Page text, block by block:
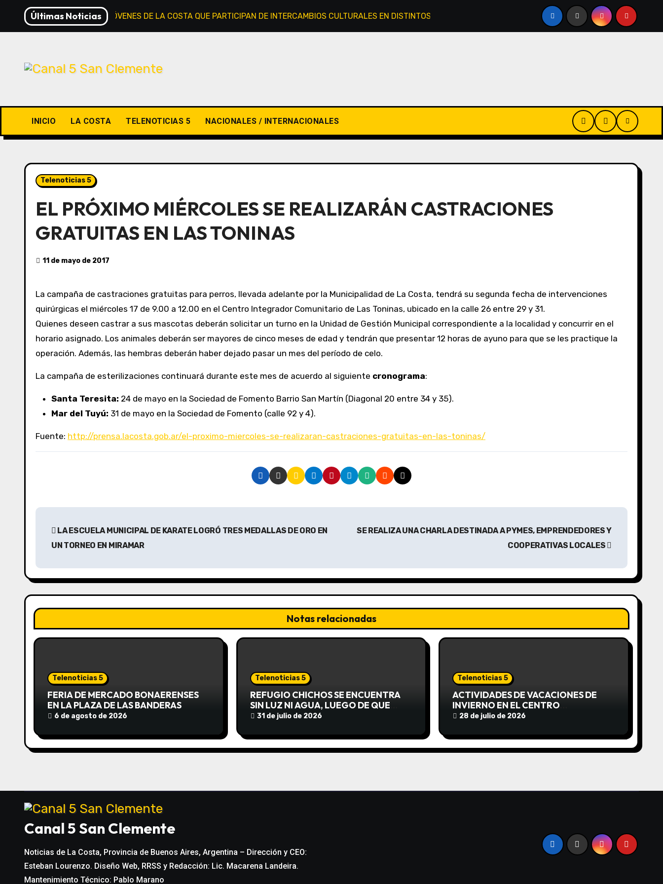
contenido
Últimas Noticias
JUAN RECIBIÓ A JÓVENES DE LA COSTA QUE PARTICIPAN DE INTERCAMBIOS CULTURALES EN DISTINTOS PAÍSES ¿SE PUEDEN TRATAR LAS BOLSAS DE LOS
INICIO LA COSTA TELENOTICIAS 5 NACIONALES / INTERNACIONALES
Telenoticias 5
EL PRÓXIMO MIÉRCOLES SE REALIZARÁN CASTRACIONES
GRATUITAS EN LAS TONINAS
11 de mayo de 2017
La campaña de castraciones gratuitas para perros, llevada adelante por la Municipalidad de La Costa, tendrá su segunda fecha de intervenciones
quirúrgicas el miércoles 17 de 9.00 a 12.00 en el Centro Integrador Comunitario de Las Toninas, ubicado en la calle 26 entre 29 y 31.
Quienes deseen castrar a sus mascotas deberán solicitar un turno en la Unidad de Gestión Municipal correspondiente a la localidad y concurrir en el
horario asignado. Los animales deberán ser mayores de cinco meses de edad y tendrán que presentar 12 horas de ayuno para que se les practique la
operación. Además, las hembras deberán haber dejado pasar un mes del período de celo.
La campaña de esterilizaciones continuará durante este mes de acuerdo al siguiente cronograma:
Santa Teresita: 24 de mayo en la Sociedad de Fomento Barrio San Martín (Diagonal 20 entre 34 y 35).
Mar del Tuyú: 31 de mayo en la Sociedad de Fomento (calle 92 y 4).
Fuente: http://prensa.lacosta.gob.ar/el-proximo-miercoles-se-realizaran-castraciones-gratuitas-en-las-toninas/
N
e
g
a
c
e
e
t
r
a
d
LA ESCUELA MUNICIPAL DE KARATE LOGRÓ TRES MEDALLAS DE ORO EN
UN TORNEO EN MIRAMAR
SE REALIZA UNA CHARLA DESTINADA A PYMES, EMPRENDEDORES Y
COOPERATIVAS LOCALES
Notas relacionadas
Telenoticias 5
FERIA DE MERCADO BONAERENSES
EN LA PLAZA DE LAS BANDERAS
6 de agosto de 2026
Telenoticias 5
REFUGIO CHICHOS SE ENCUENTRA
SIN LUZ NI AGUA, LUEGO DE QUE
EDEA CORTARA EL SUMINISTRO SIN
31 de julio de 2026
Telenoticias 5
ACTIVIDADES DE VACACIONES DE
INVIERNO EN EL CENTRO
COMUNITARIO EL TALA
28 de julio de 2026
Canal 5 San Clemente
Noticias de La Costa, Provincia de Buenos Aires, Argentina – Dirección y CEO:
Esteban Lourenzo. Diseño Web, RRSS y Redacción: Lic. Macarena Landeira.
Mantenimiento Técnico: Pablo Marano